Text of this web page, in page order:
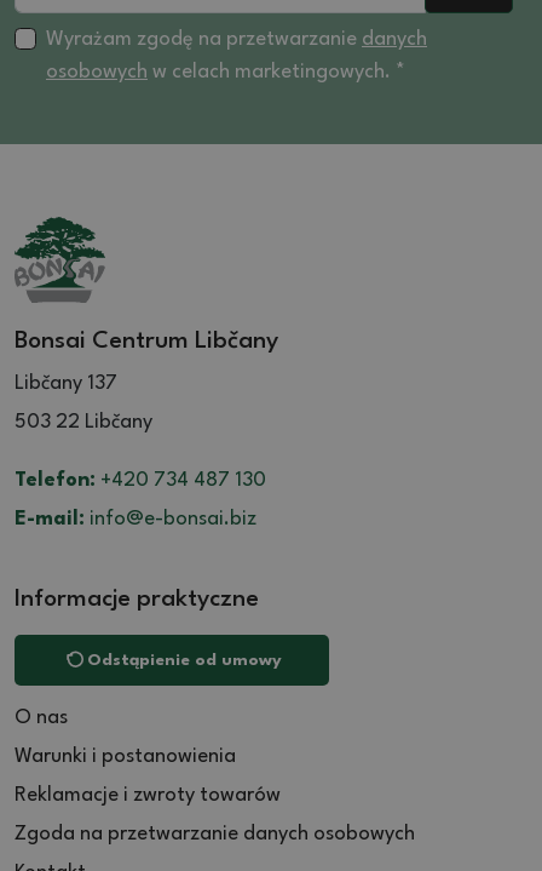
Wyrażam zgodę na przetwarzanie danych
osobowych w celach marketingowych. *
Bonsai Centrum Libčany
Libčany 137
503 22 Libčany
Telefon: +420 734 487 130
E-mail: info@e-bonsai.biz
Informacje praktyczne
Odstąpienie od umowy
O nas
Warunki i postanowienia
Reklamacje i zwroty towarów
Zgoda na przetwarzanie danych osobowych